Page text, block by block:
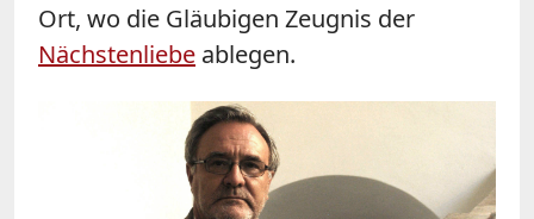
Ort, wo die Gläubigen Zeugnis der
Nächstenliebe ablegen.